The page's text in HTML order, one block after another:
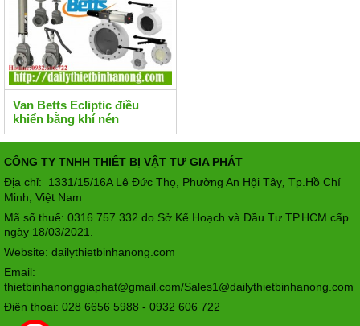
Van Betts Ecliptic điều
khiển bằng khí nén
CÔNG TY TNHH THIẾT BỊ VẬT TƯ GIA PHÁT
Địa chỉ: 1331/15/16A Lê Đức Thọ, Phường An Hội Tây Tp.Hồ Chí
Minh, Việt Nam
Mã số thuế: 0316 757 332 do Sở Kế Hoạch và Đầu Tư TP.HCM cấp
ngày 18/03/2021.
Website: dailythietbinhanong.com
Email:
thietbinhanonggiaphat@gmail.com/Sales1@dailythietbinhanong.com
Điện thoại: 028 6656 5988 - 0932 606 722